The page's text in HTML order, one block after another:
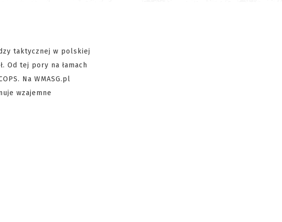
taktycznej w polskiej
Od tej pory na łamach
Na WMASG.pl
wzajemne